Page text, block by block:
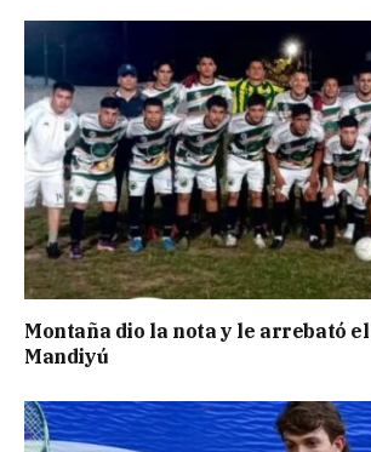
Montaña dio la nota y le arrebató
Mandiyú